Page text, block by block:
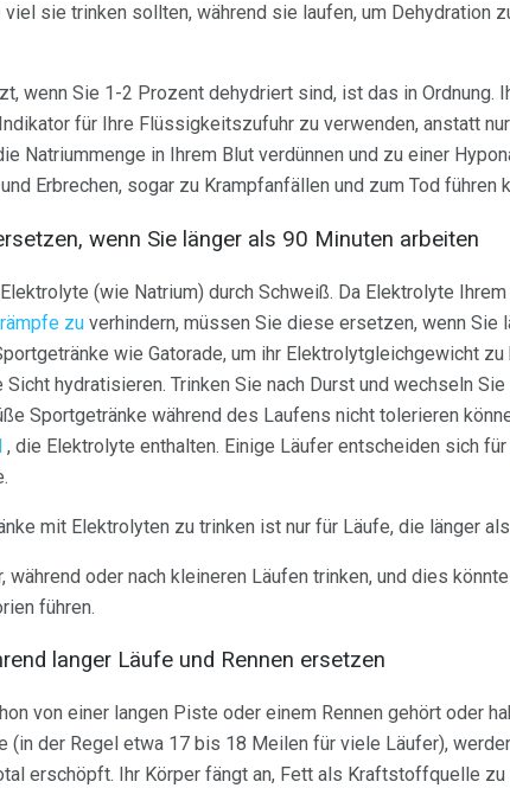
sie trinken sollten, während sie laufen, um Dehydration
wenn Sie 1-2 Prozent dehydriert sind, ist das in Ordnung.
für Ihre Flüssigkeitszufuhr zu verwenden, anstatt nur
Natriummenge in Ihrem Blut verdünnen und zu einer
Erbrechen, sogar zu Krampfanfällen und zum Tod führen
wenn Sie länger als 90 Minuten arbeiten
(wie Natrium) durch Schweiß. Da Elektrolyte
zu verhindern, müssen Sie diese ersetzen, wenn Sie
wie Gatorade, um ihr Elektrolytgleichgewicht
hydratisieren. Trinken Sie nach Durst und wechseln
Sportgetränke während des Laufens nicht tolerieren
, die Elektrolyte enthalten. Einige Läufer entscheiden sich für
mit Elektrolyten zu trinken ist nur für Läufe, die länger
während oder nach kleineren Läufen trinken, und dies
führen.
langer Läufe und Rennen ersetzen
von einer langen Piste oder einem Rennen gehört oder
(in der Regel etwa 17 bis 18 Meilen für viele Läufer),
erschöpft. Ihr Körper fängt an, Fett als Kraftstoffquelle